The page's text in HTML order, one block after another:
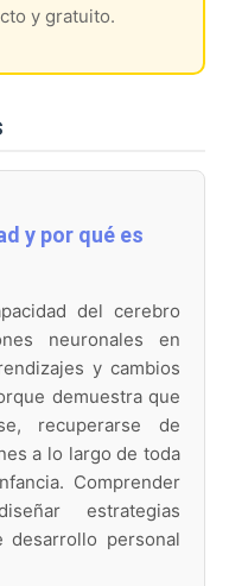
y gratuito.
y por qué es
del cerebro
neuronales en
y cambios
demuestra que
recuperarse de
a lo largo de toda
Comprender
estrategias
desarrollo personal